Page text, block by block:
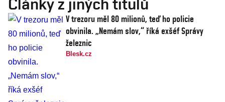
Články z jiných titulů
V trezoru měl 80 milionů, teď ho policie
obvinila. „Nemám slov,“ říká exšéf Správy
železnic
Blesk.cz